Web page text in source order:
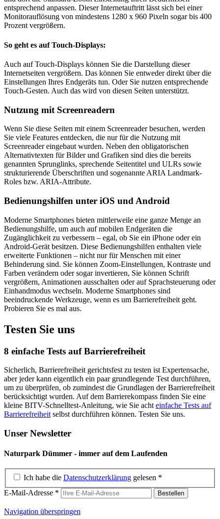
entsprechend anpassen. Dieser Internetauftritt lässt sich bei einer
Monitorauflösung von mindestens 1280 x 960 Pixeln sogar bis 400
Prozent vergrößern.
So geht es auf Touch-Displays:
Auch auf Touch-Displays können Sie die Darstellung dieser
Internetseiten vergrößern. Das können Sie entweder direkt über die
Einstellungen Ihres Endgeräts tun. Oder Sie nutzen entsprechende
Touch-Gesten. Auch das wird von diesen Seiten unterstützt.
Nutzung mit Screenreadern
Wenn Sie diese Seiten mit einem Screenreader besuchen, werden
Sie viele Features entdecken, die nur für die Nutzung mit
Screenreader eingebaut wurden. Neben den obligatorischen
Alternativtexten für Bilder und Grafiken sind dies die bereits
genannten Sprunglinks, sprechende Seitentitel und ULRs sowie
strukturierende Überschriften und sogenannte ARIA Landmark-
Roles bzw. ARIA-Attribute.
Bedienungshilfen unter iOS und Android
Moderne Smartphones bieten mittlerweile eine ganze Menge an
Bedienungshilfe, um auch auf mobilen Endgeräten die
Zugänglichkeit zu verbessern – egal, ob Sie ein iPhone oder ein
Android-Gerät besitzen. Diese Bedienungshilfen enthalten viele
erweiterte Funktionen – nicht nur für Menschen mit einer
Behinderung sind. Sie können Zoom-Einstellungen, Kontraste und
Farben verändern oder sogar invertieren, Sie können Schrift
vergrößern, Animationen ausschalten oder auf Sprachsteuerung oder
Einhandmodus wechseln. Moderne Smartphones sind
beeindruckende Werkzeuge, wenn es um Barrierefreiheit geht.
Probieren Sie es mal aus.
Testen Sie uns
8 einfache Tests auf Barrierefreiheit
Sicherlich, Barrierefreiheit gerichtsfest zu testen ist Expertensache,
aber jeder kann eigentlich ein paar grundlegende Test durchführen,
um zu überprüfen, ob zumindest die Grundlagen der Barrierefreiheit
berücksichtigt wurden. Auf dem Barrierekompass finden Sie eine
kleine BITV-Schnelltest-Anleitung, wie Sie acht einfache Tests auf
Barrierefreiheit selbst durchführen können. Testen Sie uns.
Unser Newsletter
Naturpark Dümmer - immer auf dem Laufenden
Ich habe die Datenschutzerklärung gelesen *
E-Mail-Adresse *
Navigation überspringen